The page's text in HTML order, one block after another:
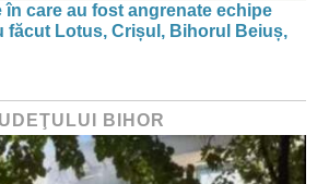
în care au fost angrenate echipe
făcut Lotus, Crișul, Bihorul Beiuș,
BIHOR